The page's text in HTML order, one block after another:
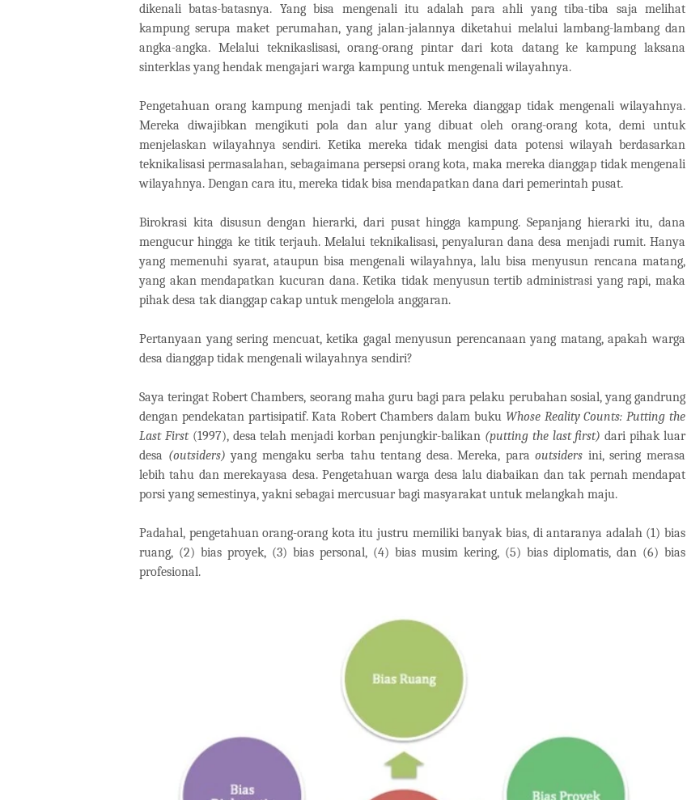
dikenali batas-batasnya. Yang bisa mengenali itu adalah para ahli yang tiba-tiba saja melihat
kampung serupa maket perumahan, yang jalan-jalannya diketahui melalui lambang-lambang dan
angka-angka. Melalui teknikaslisasi, orang-orang pintar dari kota datang ke kampung laksana
sinterklas yang hendak mengajari warga kampung untuk mengenali wilayahnya.
Pengetahuan orang kampung menjadi tak penting. Mereka dianggap tidak mengenali wilayahnya.
Mereka diwajibkan mengikuti pola dan alur yang dibuat oleh orang-orang kota, demi untuk
menjelaskan wilayahnya sendiri. Ketika mereka tidak mengisi data potensi wilayah berdasarkan
teknikalisasi permasalahan, sebagaimana persepsi orang kota, maka mereka dianggap tidak mengenali
wilayahnya. Dengan cara itu, mereka tidak bisa mendapatkan dana dari pemerintah pusat.
Birokrasi kita disusun dengan hierarki, dari pusat hingga kampung. Sepanjang hierarki itu, dana
mengucur hingga ke titik terjauh. Melalui teknikalisasi, penyaluran dana desa menjadi rumit. Hanya
yang memenuhi syarat, ataupun bisa mengenali wilayahnya, lalu bisa menyusun rencana matang,
yang akan mendapatkan kucuran dana. Ketika tidak menyusun tertib administrasi yang rapi, maka
pihak desa tak dianggap cakap untuk mengelola anggaran.
Pertanyaan yang sering mencuat, ketika gagal menyusun perencanaan yang matang, apakah warga
desa dianggap tidak mengenali wilayahnya sendiri?
Saya teringat Robert Chambers, seorang maha guru bagi para pelaku perubahan sosial, yang gandrung
dengan pendekatan partisipatif. Kata Robert Chambers dalam buku Whose Reality Counts: Putting the
Last First(1997), desa telah menjadi korban penjungkir-balikan (putting the last first) dari pihak luar
desa (outsiders) yang mengaku serba tahu tentang desa. Mereka, paraoutsiders ini, sering merasa
lebih tahu dan merekayasa desa. Pengetahuan warga desa lalu diabaikan dan tak pernah mendapat
porsi yang semestinya, yakni sebagai mercusuar bagi masyarakat untuk melangkah maju.
Padahal, pengetahuan orang-orang kota itu justru memiliki banyak bias, di antaranya adalah (1) bias
ruang, (2) bias proyek, (3) bias personal, (4) bias musim kering, (5) bias diplomatis, dan (6) bias
profesional.